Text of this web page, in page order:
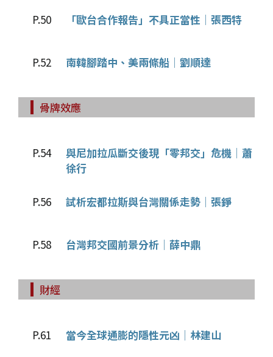
P.50 「歐台合作報告」不具正當性│張西特
P.52 南韓腳踏中、美兩條船│劉順達
骨牌效應
P.54
與尼加拉瓜斷交後現「零邦交」危機│蕭
徐行
P.56 試析宏都拉斯與台灣關係走勢│張錚
P.58 台灣邦交國前景分析│薛中鼎
財經
P.61 當今全球通膨的隱性元凶│林建山